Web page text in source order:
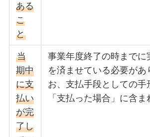
ある
こ
と
当
期中
に支
払い
が完
了し
事業年度終了の時までに
を済ませている必要があ
お、支払手段としての手
「支払った場合」に含ま